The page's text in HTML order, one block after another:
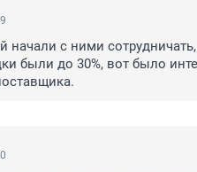
с ними
были до 30%, вот было